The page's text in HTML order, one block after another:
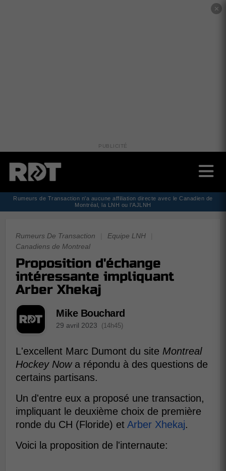
✕
PUBLICITÉ
Rumeurs de Transaction n'a aucune affiliation directe avec le Canadien de
Montréal, la LNH ou l'AJLNH
Rumeurs De Transaction Equipe LNH
Canadiens de Montreal
Proposition d'échange
intéressante impliquant
Arber Xhekaj
Mike Bouchard
29 avril 2023 (14h45)
L'excellent Marc Dumont du site Montreal
Hockey Nowa répondu à des questions de
certains partisans.
Un d'entre eux a proposé une transaction,
impliquant le deuxième choix de première
ronde du CH (Floride) et Arber Xhekaj.
Voici la proposition de l'internaute: